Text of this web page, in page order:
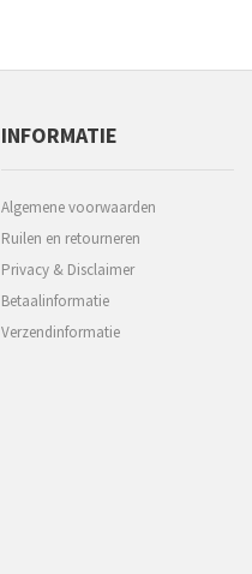
INFORMATIE
Algemene voorwaarden
Ruilen en retourneren
Privacy & Disclaimer
Betaalinformatie
Verzendinformatie